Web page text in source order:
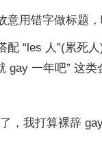
意用错字做标题，
配 “les 人”(累死
gay 一年吧” 这类
，我打算裸辞